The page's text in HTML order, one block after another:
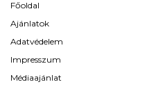
Főoldal
Ajánlatok
Adatvédelem
Impresszum
Médiaajánlat